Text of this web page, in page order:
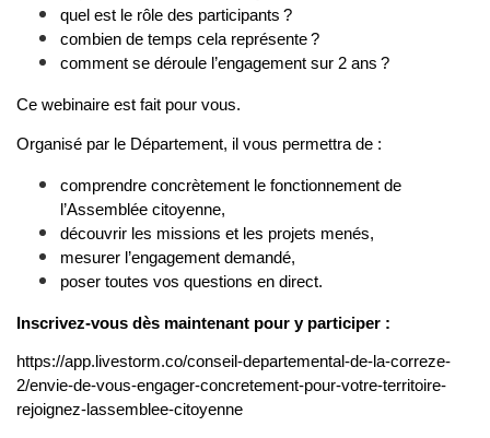
quel est le rôle des participants ?
combien de temps cela représente ?
comment se déroule l’engagement sur 2 ans ?
Ce webinaire est fait pour vous.
Organisé par le Département, il vous permettra de :
comprendre concrètement le fonctionnement de
l’Assemblée citoyenne,
découvrir les missions et les projets menés,
mesurer l’engagement demandé,
poser toutes vos questions en direct.
Inscrivez-vous dès maintenant pour y participer :
https://app.livestorm.co/conseil-departemental-de-la-correze-
2/envie-de-vous-engager-concretement-pour-votre-territoire-
rejoignez-lassemblee-citoyenne